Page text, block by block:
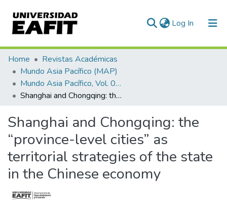
Log In (current)
Communities & Collections
All of DSpace
Statistics
Home
Revistas Académicas
Mundo Asia Pacífico (MAP)
Mundo Asia Pacífico, Vol. 05, Núm. 09 (2016)
Shanghai and Chongqing: the “province-level cities” as territorial strategies of the state in the Chinese economy
Shanghai and Chongqing: the
“province-level cities” as
territorial strategies of the state
in the Chinese economy